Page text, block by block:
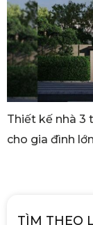
Thiết kế nhà 3
cho gia đình
TÌM THEO